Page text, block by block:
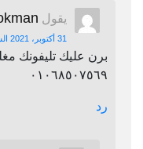
يقول
31 أكتوبر، 2021 الساعة 10:53 م
برن عليك تليفونك
٠١٠٦٨٥٠٧٥٦٩
رد